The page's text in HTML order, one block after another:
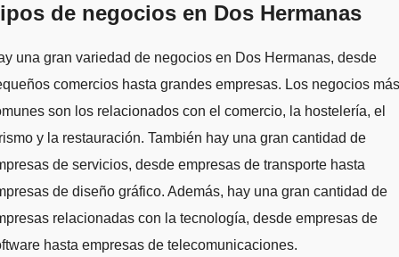
de negocios en Dos Hermanas
una gran variedad de negocios en Dos Hermanas, desde
comercios hasta grandes empresas. Los negocios más
son los relacionados con el comercio, la hostelería, el
y la restauración. También hay una gran cantidad de
de servicios, desde empresas de transporte hasta
de diseño gráfico. Además, hay una gran cantidad de
relacionadas con la tecnología, desde empresas de
hasta empresas de telecomunicaciones.